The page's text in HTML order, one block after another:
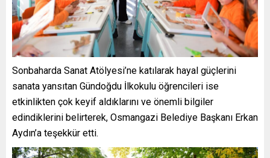
Sonbaharda Sanat Atölyesi’ne katılarak hayal güçlerini
sanata yansıtan Gündoğdu İlkokulu öğrencileri ise
etkinlikten çok keyif aldıklarını ve önemli bilgiler
edindiklerini belirterek, Osmangazi Belediye Başkanı Erkan
Aydın’a teşekkür etti.